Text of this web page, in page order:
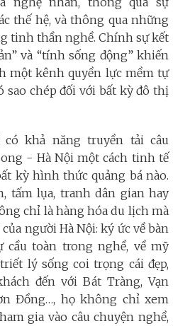
thế hệ, và thông qua những
tinh thần nghề. Chính sự kết
và “tính sống động” khiến
một kênh quyền lực mềm tự
sao chép đối với bất kỳ đô thị
khả năng truyền tải câu
- Hà Nội một cách tinh tế
kỳ hình thức quảng bá nào.
tấm lụa, tranh dân gian hay
chỉ là hàng hóa du lịch mà
người Hà Nội: ký ức về bàn
cầu toàn trong nghề, về mỹ
lý sống coi trọng cái đẹp,
đến với Bát Tràng, Vạn
Đồng…, họ không chỉ xem
gia vào câu chuyện nghề,